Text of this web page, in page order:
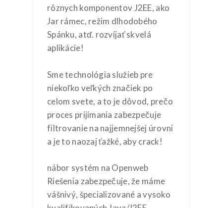
rôznych komponentov J2EE, ako
Jar rámec, režim dlhodobého
Spánku, atď. rozvíjať skvelá
aplikácie!
Sme technológia služieb pre
niekoľko veľkých značiek po
celom svete, a to je dôvod, prečo
proces prijímania zabezpečuje
filtrovanie na najjemnejšej úrovni
a je to naozaj ťažké, aby crack!
nábor systém na Openweb
Riešenia zabezpečuje, že máme
vášnivý, špecializované a vysoko